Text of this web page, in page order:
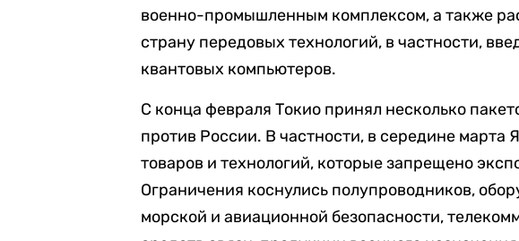
военно-промышленным комплексом, а также
страну передовых технологий, в частности,
квантовых компьютеров.
С конца февраля Токио принял несколько
против России. В частности, в середине марта
товаров и технологий, которые запрещено
Ограничения коснулись полупроводников,
морской и авиационной безопасности,